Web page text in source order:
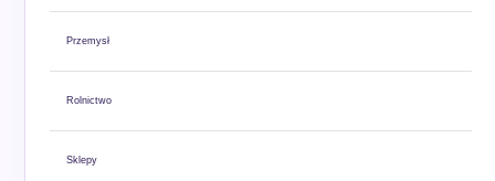
Przemysł
Rolnictwo
Sklepy